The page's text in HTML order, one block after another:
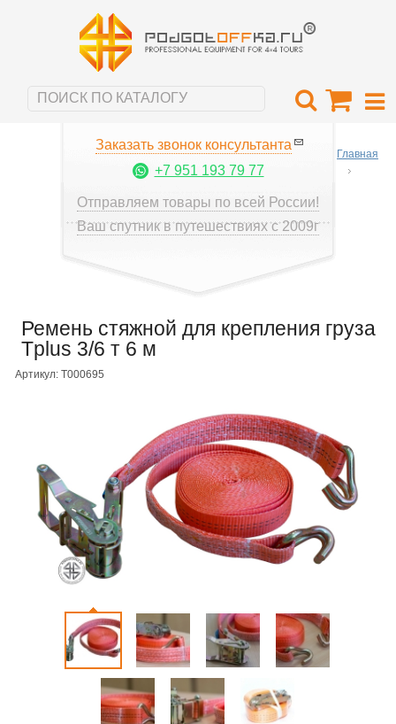
Заказать звонок консультанта
+7 951 193 79 77
Отправляем товары по всей России!
Ваш спутник в путешествиях с 2009г
Главная
Ремень стяжной для крепления груза
Tplus 3/6 т 6 м
Артикул: T000695